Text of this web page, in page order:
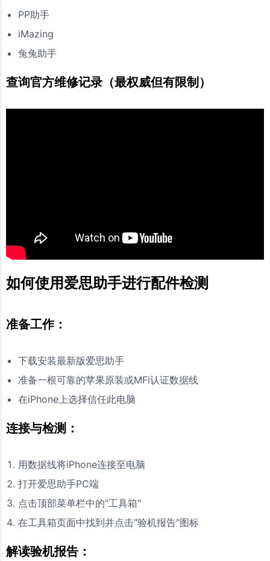
PP助手
iMazing
兔兔助手
查询官方维修记录（最权威但有限制）
如何使用爱思助手进行配件检测
准备工作：
下载安装最新版爱思助手
准备一根可靠的苹果原装或MFi认证数据线
在iPhone上选择信任此电脑
连接与检测：
用数据线将iPhone连接至电脑
打开爱思助手PC端
点击顶部菜单栏中的"工具箱"
在工具箱页面中找到并点击"验机报告"图标
解读验机报告：